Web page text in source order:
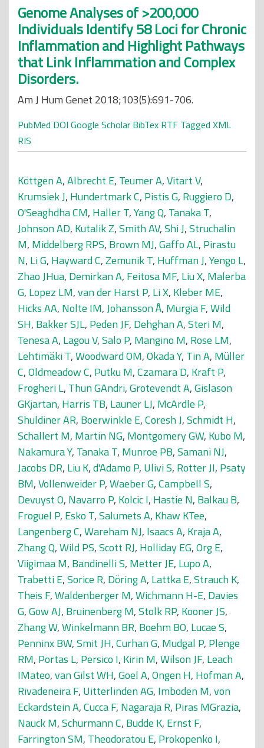
Genome Analyses of >200,000
Individuals Identify 58 Loci for Chronic
Inflammation and Highlight Pathways
that Link Inflammation and Complex
Disorders.
Am J Hum Genet 2018;103(5):691-706.
PubMed DOI Google Scholar BibTex RTF Tagged XML
RIS
Köttgen A,Albrecht E, Teumer A,Vitart V,
Krumsiek J, Hundertmark C, Pistis G, Ruggiero D,
O'Seaghdha CM, Haller T,Yang Q, Tanaka T,
Johnson AD, Kutalik Z,Smith AV,Shi J,Struchalin
M, Middelberg RPS, Brown MJ,Gaffo AL, Pirastu
N, Li G, Hayward C,Zemunik T, Huffman J,Yengo L,
Zhao JHua, Demirkan A, Feitosa MF, Liu X, Malerba
G, Lopez LM,van der Harst P, Li X, Kleber ME,
Hicks AA, Nolte IM,Johansson Å, Murgia F,Wild
SH, Bakker SJL, Peden JF, Dehghan A,Steri M,
Tenesa A, Lagou V,Salo P, Mangino M, Rose LM,
Lehtimäki T,Woodward OM,Okada Y, Tin A, Müller
C,Oldmeadow C, Putku M,Czamara D, Kraft P,
Frogheri L, Thun GAndri,Grotevendt A,Gislason
GKjartan, Harris TB, Launer LJ, McArdle P,
Shuldiner AR, Boerwinkle E,Coresh J,Schmidt H,
Schallert M, Martin NG, Montgomery GW, Kubo M,
Nakamura Y, Tanaka T, Munroe PB,Samani NJ,
Jacobs DR, Liu K,d'Adamo P, Ulivi S, Rotter JI, Psaty
BM,Vollenweider P,Waeber G,Campbell S,
Devuyst O, Navarro P, Kolcic I, Hastie N, Balkau B,
Froguel P, Esko T,Salumets A, Khaw KTee,
Langenberg C,Wareham NJ, Isaacs A, Kraja A,
Zhang Q,Wild PS,Scott RJ, Holliday EG,Org E,
Viigimaa M, Bandinelli S, Metter JE, Lupo A,
Trabetti E,Sorice R, Döring A, Lattka E,Strauch K,
Theis F,Waldenberger M,Wichmann H-E, Davies
G,Gow AJ, Bruinenberg M,Stolk RP, Kooner JS,
Zhang W,Winkelmann BR, Boehm BO, Lucae S,
Penninx BW,Smit JH,Curhan G, Mudgal P, Plenge
RM, Portas L, Persico I, Kirin M,Wilson JF, Leach
IMateo,van Gilst WH,Goel A,Ongen H, Hofman A,
Rivadeneira F, Uitterlinden AG, Imboden M,von
Eckardstein A,Cucca F, Nagaraja R, Piras MGrazia,
Nauck M,Schurmann C, Budde K, Ernst F,
Farrington SM, Theodoratou E, Prokopenko I,